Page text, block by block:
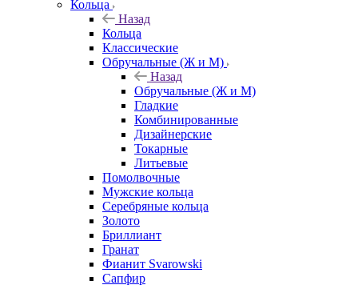
Кольца
Назад
Кольца
Классические
Обручальные (Ж и М)
Назад
Обручальные (Ж и М)
Гладкие
Комбинированные
Дизайнерские
Токарные
Литьевые
Помолвочные
Мужские кольца
Серебряные кольца
Золото
Бриллиант
Гранат
Фианит Svarowski
Сапфир